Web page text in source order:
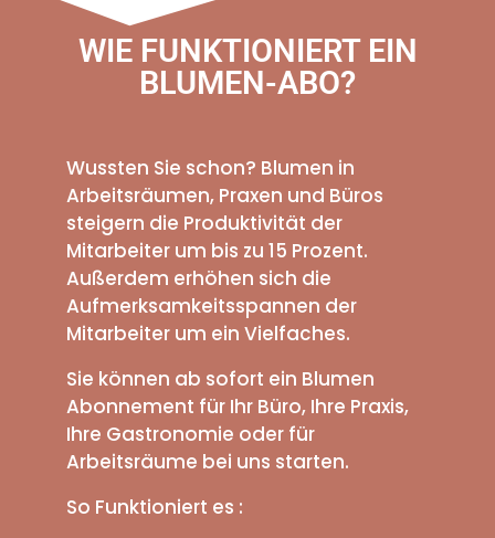
WIE FUNKTIONIERT EIN
BLUMEN-ABO?
Wussten Sie schon? Blumen in
Arbeitsräumen, Praxen und Büros
steigern die Produktivität der
Mitarbeiter um bis zu 15 Prozent.
Außerdem erhöhen sich die
Aufmerksamkeitsspannen der
Mitarbeiter um ein Vielfaches.
Sie können ab sofort ein Blumen
Abonnement für Ihr Büro, Ihre Praxis,
Ihre Gastronomie oder für
Arbeitsräume bei uns starten.
So Funktioniert es :